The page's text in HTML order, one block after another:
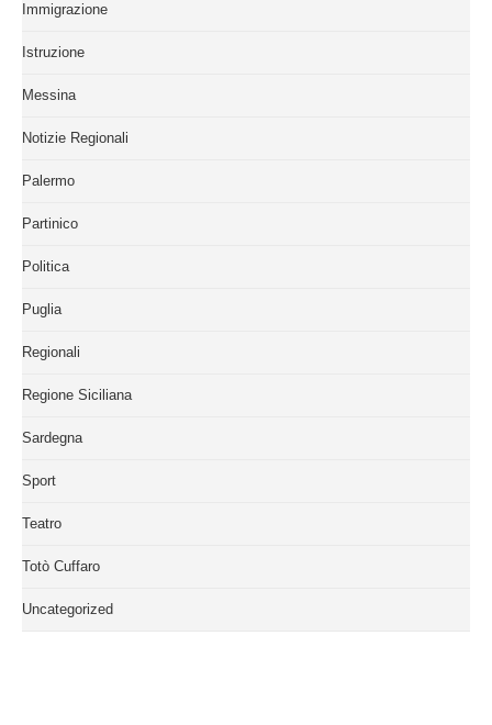
Immigrazione
Istruzione
Messina
Notizie Regionali
Palermo
Partinico
Politica
Puglia
Regionali
Regione Siciliana
Sardegna
Sport
Teatro
Totò Cuffaro
Uncategorized